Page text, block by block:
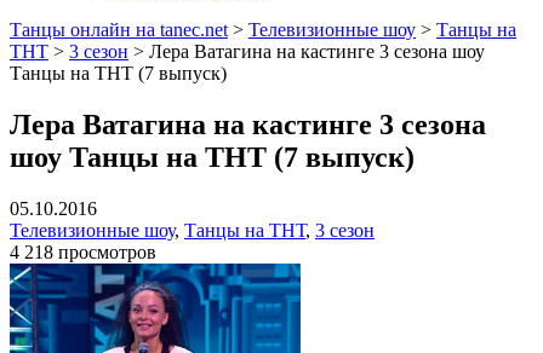
Танцы онлайн на tanec.net > Телевизионные шоу > Танцы на
ТНТ > 3 сезон > Лера Ватагина на кастинге 3 сезона шоу
Танцы на ТНТ (7 выпуск)
Лера Ватагина на кастинге 3 сезона
шоу Танцы на ТНТ (7 выпуск)
05.10.2016
Телевизионные шоу, Танцы на ТНТ, 3 сезон
4 218 просмотров